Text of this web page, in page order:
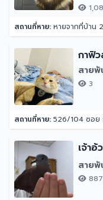
สถานที่หาย: หายจากที่บ้าน 237/1 ถ.ราชบำรุง1 ต.ศิลา อ.เมือง ขอน
กาฟิ
สายพั
3
สถานที่หาย: 526/104 ซอย ร
เจ้าอ้
สายพั
887